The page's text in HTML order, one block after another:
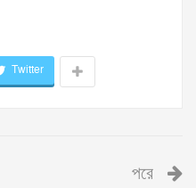
Twitter
পরে